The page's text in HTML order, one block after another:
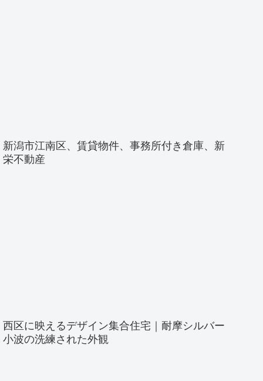
新潟市江南区、賃貸物件、事務所付き倉庫、新
栄不動産
西区に映えるデザイン集合住宅｜耐摩シルバー
小波の洗練された外観